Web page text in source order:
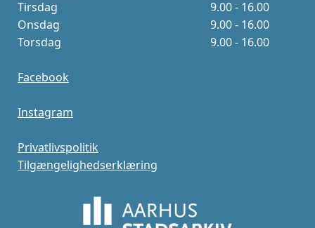
Tirsdag
9.00 - 16.00
Onsdag
9.00 - 16.00
Torsdag
9.00 - 16.00
Facebook
Instagram
Privatlivspolitik
Tilgængelighedserklæring